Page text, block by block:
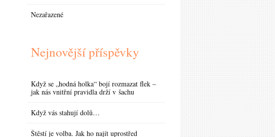
Nezařazené
Nejnovější příspěvky
Když se „hodná holka“ bojí rozmazat flek –
jak nás vnitřní pravidla drží v šachu
Když vás stahují dolů…
Štěstí je volba. Jak ho najít uprostřed